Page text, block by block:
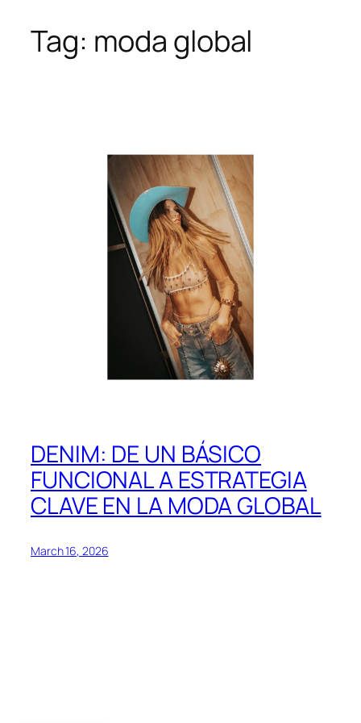
SkipTag: moda global
DENIM: DE UN BÁSICO
FUNCIONAL A ESTRATEGIA
CLAVE EN LA MODA GLOBAL
March 16, 2026